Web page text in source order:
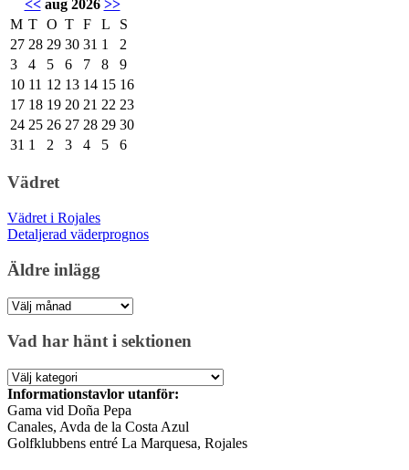
<<aug 2026 >>
M T O T F L
S
27 28 29 30 31 1
2
3
4 5 6 7 8
9
10 11 12 13 14 15 16
17 18 19 20 21 22 23
24 25 26 27 28 29 30
31 1 2 3 4 5 6
Vädret
Vädret i Rojales
Detaljerad väderprognos
Äldre inlägg
Äldre
Vad har hänt i sektionen
Vad
har
hänt
i
sektionen
Informationstavlor utanför:
Gama vid Doña Pepa
Canales, Avda de la Costa Azul
Golfklubbens entré La Marquesa, Rojales